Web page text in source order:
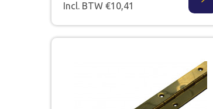
Incl. BTW €10,41